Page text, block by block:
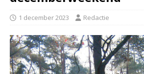
1 december 2023 Redactie